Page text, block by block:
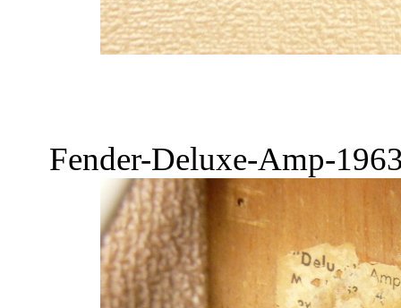
Fender-Deluxe-Amp-